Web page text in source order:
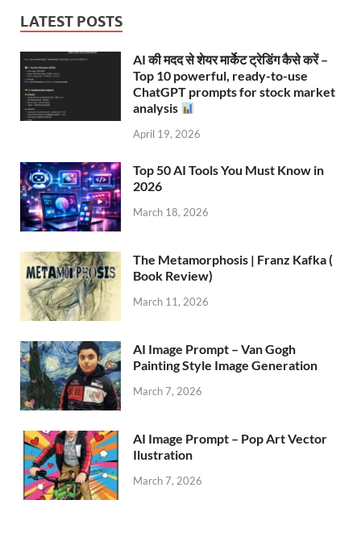
LATEST POSTS
AI की मदद से शेयर मार्केट ट्रेडिंग कैसे करें –
Top 10 powerful, ready-to-use
ChatGPT prompts for stock market
analysis
April 19, 2026
Top 50 AI Tools You Must Know in
2026
March 18, 2026
The Metamorphosis | Franz Kafka (
Book Review)
March 11, 2026
AI Image Prompt – Van Gogh
Painting Style Image Generation
March 7, 2026
AI Image Prompt – Pop Art Vector
Ilustration
March 7, 2026